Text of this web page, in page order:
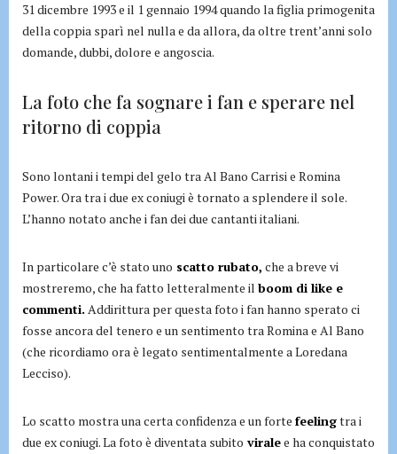
31 dicembre 1993 e il 1 gennaio 1994 quando la figlia primogenita
della coppia sparì nel nulla e da allora, da oltre trent’anni solo
domande, dubbi, dolore e angoscia.
La foto che fa sognare i fan e sperare nel
ritorno di coppia
Sono lontani i tempi del gelo tra Al Bano Carrisi e Romina
Power. Ora tra i due ex coniugi è tornato a splendere il sole.
L’hanno notato anche i fan dei due cantanti italiani.
In particolare c’è stato uno scatto rubato, che a breve vi
mostreremo, che ha fatto letteralmente il boom di like e
commenti. Addirittura per questa foto i fan hanno sperato ci
fosse ancora del tenero e un sentimento tra Romina e Al Bano
(che ricordiamo ora è legato sentimentalmente a Loredana
Lecciso).
Lo scatto mostra una certa confidenza e un forte feelingtra i
due ex coniugi. La foto è diventata subito viralee ha conquistato